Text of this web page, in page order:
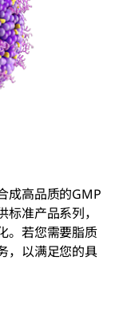
成高品质的GMP
准产品系列，
。若您需要脂质
，以满足您的具